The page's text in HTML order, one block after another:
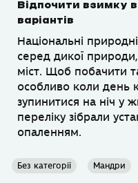
Відпочити взимку в
варіантів
Національні
серед дикої природи,
міст. Щоб побачити
особливо коли день
зупинитися на ніч у
переліку зібрали
опаленням.
Без категорії Мандри